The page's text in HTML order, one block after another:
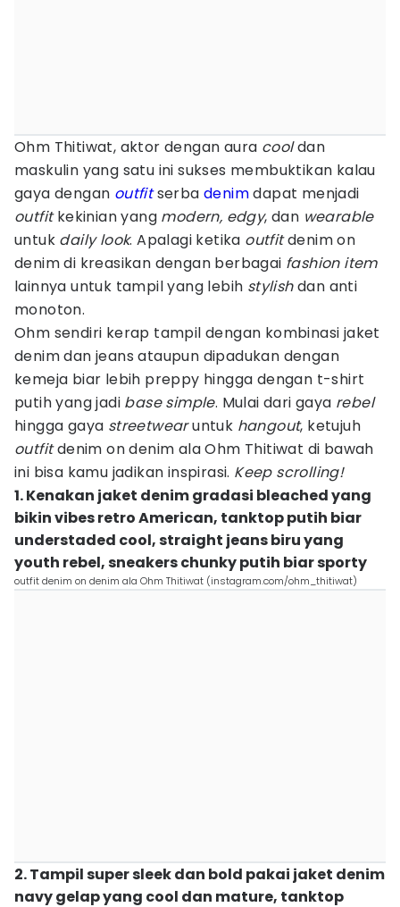
Ohm Thitiwat, aktor dengan aura cooldan
maskulin yang satu ini sukses membuktikan kalau
gaya dengan outfitserbadenimdapat menjadi
outfitkekinian yang modern, edgy, dan wearable
untuk daily look. Apalagi ketika outfitdenim on
denim di kreasikan dengan berbagai fashion item
lainnya untuk tampil yang lebih stylishdan anti
monoton.
Ohm sendiri kerap tampil dengan kombinasi jaket
denim dan jeans ataupun dipadukan dengan
kemeja biar lebih preppy hingga dengan t-shirt
putih yang jadi base simple. Mulai dari gaya rebel
hingga gaya streetwearuntuk hangout, ketujuh
outfitdenim on denim ala Ohm Thitiwat di bawah
ini bisa kamu jadikan inspirasi. Keep scrolling!
1. Kenakan jaket denim gradasi bleached yang
bikin vibes retro American, tanktop putih biar
understaded cool, straight jeans biru yang
youth rebel, sneakers chunky putih biar sporty
outfit denim on denim ala Ohm Thitiwat (instagram.com/ohm_thitiwat)
2. Tampil super sleek dan bold pakai jaket denim
navy gelap yang cool dan mature, tanktop